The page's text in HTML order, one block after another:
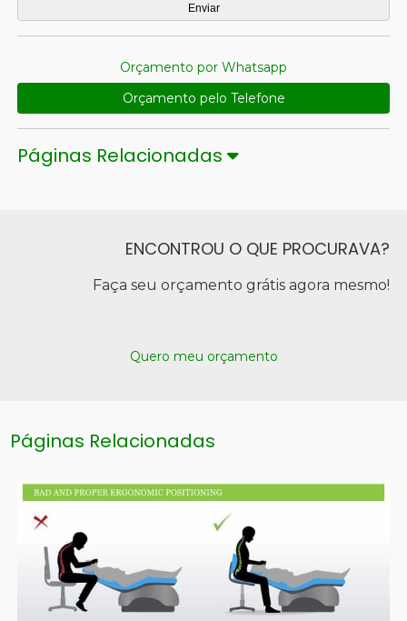
Orçamento por Whatsapp
Orçamento pelo Telefone
Páginas Relacionadas
ENCONTROU O QUE PROCURAVA?
Faça seu orçamento grátis agora mesmo!
Quero meu orçamento
Páginas Relacionadas